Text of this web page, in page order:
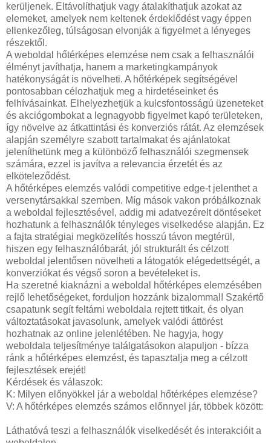
kerüljenek. Eltávolíthatjuk vagy átalakíthatjuk azokat az
elemeket, amelyek nem keltenek érdeklődést vagy éppen
ellenkezőleg, túlságosan elvonják a figyelmet a lényeges
részektől.
A weboldal hőtérképes elemzése nem csak a felhasználói
élményt javíthatja, hanem a marketingkampányok
hatékonyságát is növelheti. A hőtérképek segítségével
pontosabban célozhatjuk meg a hirdetéseinket és
felhívásainkat. Elhelyezhetjük a kulcsfontosságú üzeneteket
és akciógombokat a legnagyobb figyelmet kapó területeken,
így növelve az átkattintási és konverziós rátát. Az elemzések
alapján személyre szabott tartalmakat és ajánlatokat
jeleníthetünk meg a különböző felhasználói szegmensek
számára, ezzel is javítva a relevancia érzetét és az
elköteleződést.
A hőtérképes elemzés valódi competitive edge-t jelenthet a
versenytársakkal szemben. Míg mások vakon próbálkoznak
a weboldal fejlesztésével, addig mi adatvezérelt döntéseket
hozhatunk a felhasználók tényleges viselkedése alapján. Ez
a fajta stratégiai megközelítés hosszú távon megtérül,
hiszen egy felhasználóbarát, jól strukturált és célzott
weboldal jelentősen növelheti a látogatók elégedettségét, a
konverziókat és végső soron a bevételeket is.
Ha szeretné kiaknázni a weboldal hőtérképes elemzésében
rejlő lehetőségeket, forduljon hozzánk bizalommal! Szakértő
csapatunk segít feltárni weboldala rejtett titkait, és olyan
változtatásokat javasolunk, amelyek valódi áttörést
hozhatnak az online jelenlétében. Ne hagyja, hogy
weboldala teljesítménye találgatásokon alapuljon - bízza
ránk a hőtérképes elemzést, és tapasztalja meg a célzott
fejlesztések erejét!
Kérdések és válaszok:
K: Milyen előnyökkel jár a weboldal hőtérképes elemzése?
V: A hőtérképes elemzés számos előnnyel jár, többek között:
Láthatóvá teszi a felhasználók viselkedését és interakcióit a